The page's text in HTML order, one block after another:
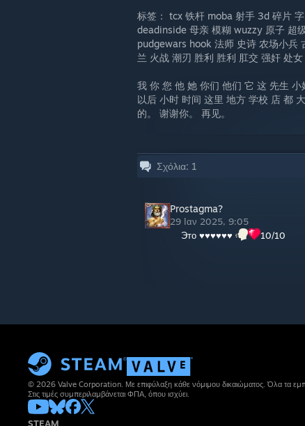
标签： tcx 铁杆 moba 射手 3d 碎片
deadinside 母亲 模糊 wuzzy 原子 超
pudgewars hook 法师 史诗 农场小兵
兰 火战 潮刃 胜利 胜利 肛交 强奸 处
我 你 您 他 她 你们 他们 它 这 先生
以后 小时 时间 这里 地方 学校 店 都
的。 谢谢你。 再见。
Σχόλια: 1
Prostagma?
29 Ιαν 2025, 9:05
Это ♥♥♥♥♥♥
10/10
© 2026 Valve Corporation. Με επιφύλαξη κάθε νόμιμου δικαιώματος. Όλα τα
Στις τιμές συμπεριλαμβάνεται ΦΠΑ, όπου ισχύει.
STEAM